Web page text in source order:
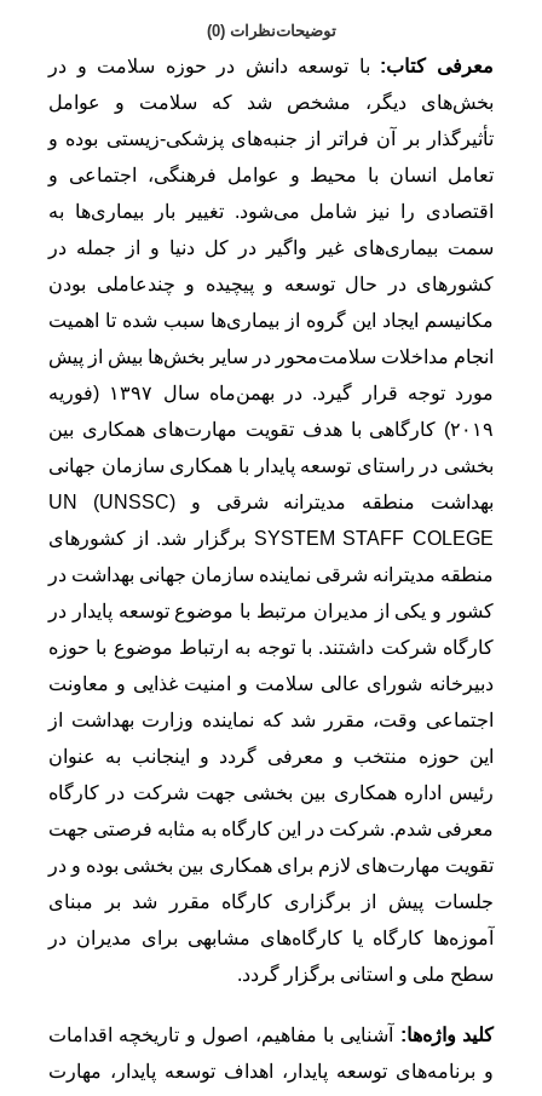
توضیحاتنظرات (0)
معرفی کتاب: با توسعه دانش در حوزه سلامت و در
بخش‌های دیگر، مشخص شد که سلامت و عوامل
تأثیرگذار بر آن فراتر از جنبه‌های پزشکی-زیستی بوده و
تعامل انسان با محیط و عوامل فرهنگی، اجتماعی و
اقتصادی را نیز شامل می‌شود. تغییر بار بیماری‌ها به
سمت بیماری‌های غیر واگیر در کل دنیا و از جمله در
کشورهای در حال توسعه و پیچیده و چندعاملی بودن
مکانیسم ایجاد این گروه از بیماری‌ها سبب شده تا اهمیت
انجام مداخلات سلامت‌محور در سایر بخش‌ها بیش از پیش
مورد توجه قرار گیرد. در بهمن‌ماه سال ۱۳۹۷ (فوریه
۲۰۱۹) کارگاهی با هدف تقویت مهارت‌های همکاری بین
بخشی در راستای توسعه پایدار با همکاری سازمان جهانی
بهداشت منطقه مدیترانه شرقی و (UNSSC) UN
SYSTEM STAFF COLEGE برگزار شد. از کشورهای
منطقه مدیترانه شرقی نماینده سازمان جهانی بهداشت در
کشور و یکی از مدیران مرتبط با موضوع توسعه پایدار در
کارگاه شرکت داشتند. با توجه به ارتباط موضوع با حوزه
دبیرخانه شورای عالی سلامت و امنیت غذایی و معاونت
اجتماعی وقت، مقرر شد که نماینده وزارت بهداشت از
این حوزه منتخب و معرفی گردد و اینجانب به عنوان
رئیس اداره همکاری بین بخشی جهت شرکت در کارگاه
معرفی شدم. شرکت در این کارگاه به مثابه فرصتی جهت
تقویت مهارت‌های لازم برای همکاری بین بخشی بوده و در
جلسات پیش از برگزاری کارگاه مقرر شد بر مبنای
آموزه‌ها کارگاه یا کارگاه‌های مشابهی برای مدیران در
سطح ملی و استانی برگزار گردد.
کلید واژه‌ها:
آشنایی با مفاهیم، اصول و تاریخچه اقدامات
و برنامه‌های توسعه پایدار، اهداف توسعه پایدار، مهارت